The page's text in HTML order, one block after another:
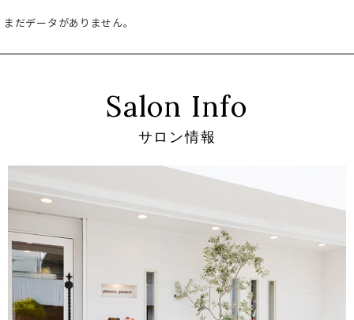
まだデータがありません。
Salon Info
サロン情報